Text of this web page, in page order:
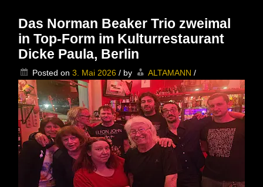
ARD-
Audiothek
–
Freiheit
ohne
Kompromisse
Das Norman Beaker Trio zweimal
in Top-Form im Kulturrestaurant
Dicke Paula, Berlin
Posted on 3. Mai 2026 / by ALTAMANN /